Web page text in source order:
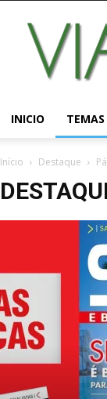
INICIO TEMAS
Início Destaque